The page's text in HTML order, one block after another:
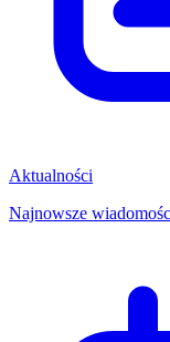
Aktualności
Najnowsze